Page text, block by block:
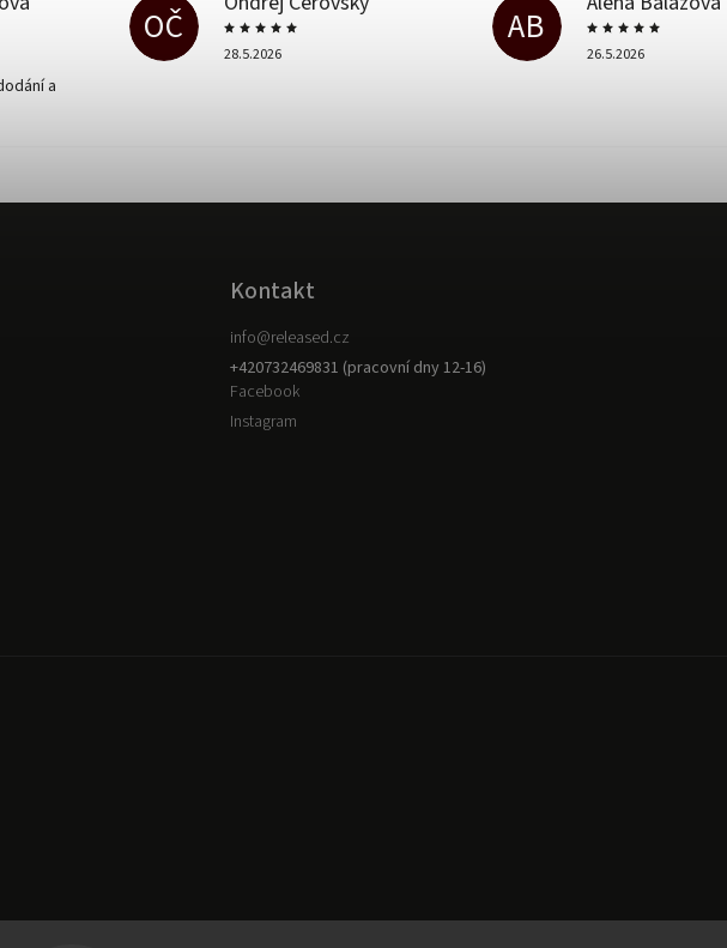
a
OČ
28.5.2026
AB
26.5.2026
Kontakt
info@released.cz
+420732469831 (pracovní dny 12-16)
Facebook
Instagram